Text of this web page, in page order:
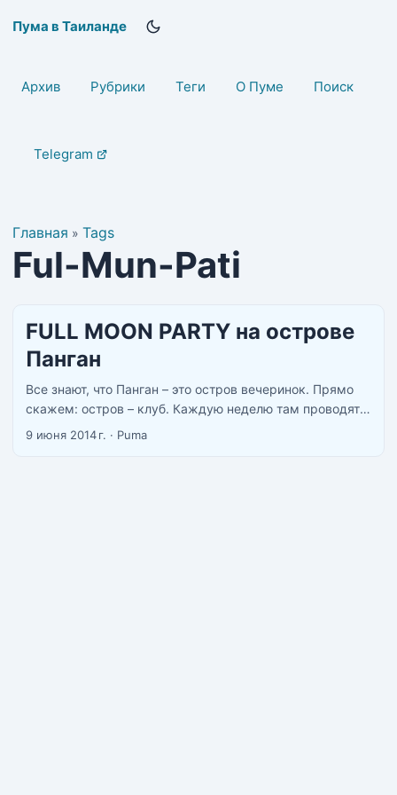
Пума в Таиланде
Архив Рубрики Теги О Пуме Поиск
Telegram
Главная » Tags
Ful-Mun-Pati
FULL MOON PARTY на острове
Панган
Все знают, что Панган – это остров вечеринок. Прямо
скажем: остров – клуб. Каждую неделю там проводят
пьяные и психоделические вечеринки. Одна из самых
9 июня 2014 г. · Puma